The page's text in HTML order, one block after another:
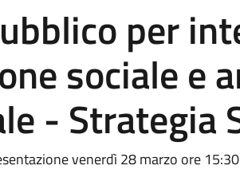
per
sociale e
- Strategia
venerdì 28 marzo ore